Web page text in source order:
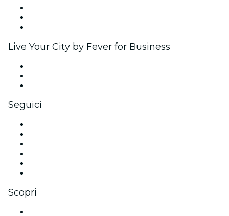
Live Your City by Fever for Business
Seguici
Scopri